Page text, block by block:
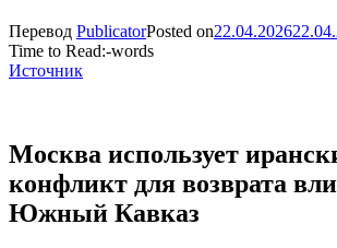
Перевод PublicatorPosted on22.04.2026
Time to Read:-words
Источник
Москва использует
конфликт для возврата
Южный Кавказ